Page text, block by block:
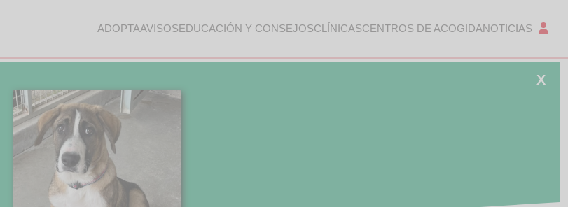
ADOPTAAVISOSEDUCACIÓN Y CONSEJOSCLÍNICASCENTROS DE ACOGIDANOTICIAS
X